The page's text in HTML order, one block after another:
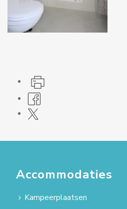
Accommodaties
Kampeerplaatsen